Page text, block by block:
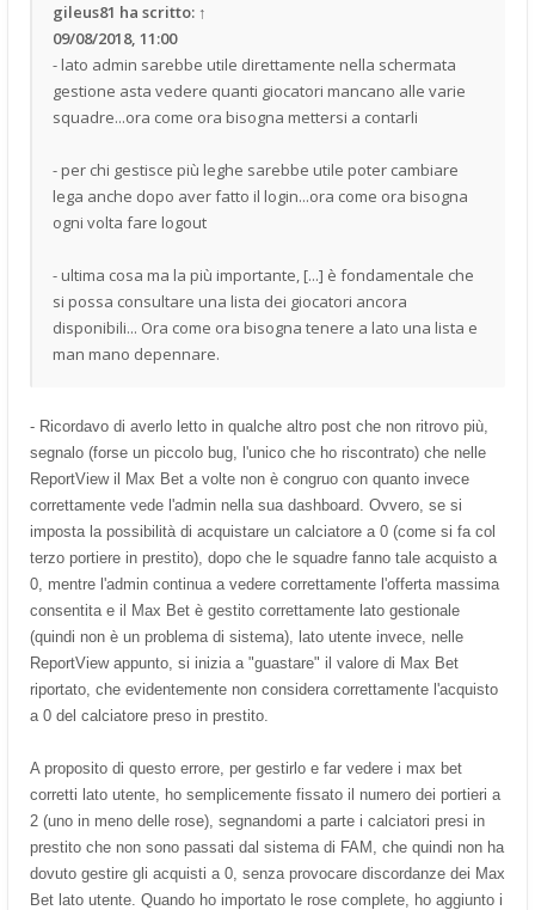
gileus81 ha scritto: ↑
09/08/2018, 11:00
- lato admin sarebbe utile direttamente nella schermata
gestione asta vedere quanti giocatori mancano alle varie
squadre...ora come ora bisogna mettersi a contarli
- per chi gestisce più leghe sarebbe utile poter cambiare
lega anche dopo aver fatto il login...ora come ora bisogna
ogni volta fare logout
- ultima cosa ma la più importante, [...] è fondamentale che
si possa consultare una lista dei giocatori ancora
disponibili... Ora come ora bisogna tenere a lato una lista e
man mano depennare.
- Ricordavo di averlo letto in qualche altro post che non ritrovo più,
segnalo (forse un piccolo bug, l'unico che ho riscontrato) che nelle
ReportView il Max Bet a volte non è congruo con quanto invece
correttamente vede l'admin nella sua dashboard. Ovvero, se si
imposta la possibilità di acquistare un calciatore a 0 (come si fa col
terzo portiere in prestito), dopo che le squadre fanno tale acquisto a
0, mentre l'admin continua a vedere correttamente l'offerta massima
consentita e il Max Bet è gestito correttamente lato gestionale
(quindi non è un problema di sistema), lato utente invece, nelle
ReportView appunto, si inizia a "guastare" il valore di Max Bet
riportato, che evidentemente non considera correttamente l'acquisto
a 0 del calciatore preso in prestito.
A proposito di questo errore, per gestirlo e far vedere i max bet
corretti lato utente, ho semplicemente fissato il numero dei portieri a
2 (uno in meno delle rose), segnandomi a parte i calciatori presi in
prestito che non sono passati dal sistema di FAM, che quindi non ha
dovuto gestire gli acquisti a 0, senza provocare discordanze dei Max
Bet lato utente. Quando ho importato le rose complete, ho aggiunto i